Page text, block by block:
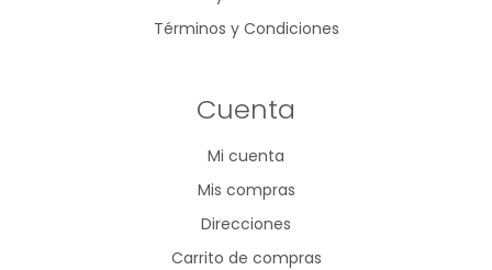
Términos y Condiciones
Cuenta
Mi cuenta
Mis compras
Direcciones
Carrito de compras